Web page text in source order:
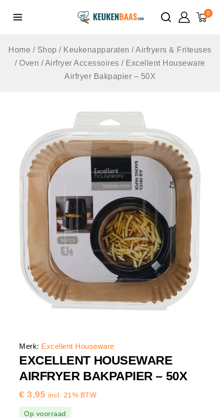
inhoud
0
Home / Shop / Keukenapparaten / Airfryers & Friteuses
/ Oven / Airfryer Accessoires / Excellent Houseware
Airfryer Bakpapier – 50X
Merk: Excellent Houseware
EXCELLENT HOUSEWARE
AIRFRYER BAKPAPIER – 50X
€ 3,95 incl. 21% BTW
Op voorraad